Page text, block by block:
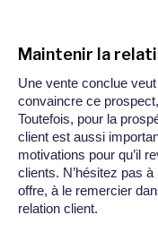
Maintenir la
Une vente conclue
convaincre ce
Toutefois, pour la
client est aussi
motivations pour qu’il
clients. N’hésitez pas
offre, à le remercier
relation client.